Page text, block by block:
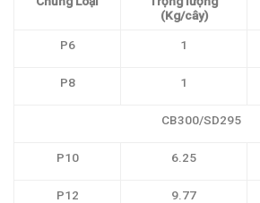
(Kg/cây)
P6 1
P8 1
CB300/SD295
P10 6.25
P12 9.77